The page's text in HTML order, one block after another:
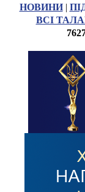
НОВИНИ|
ВСІ